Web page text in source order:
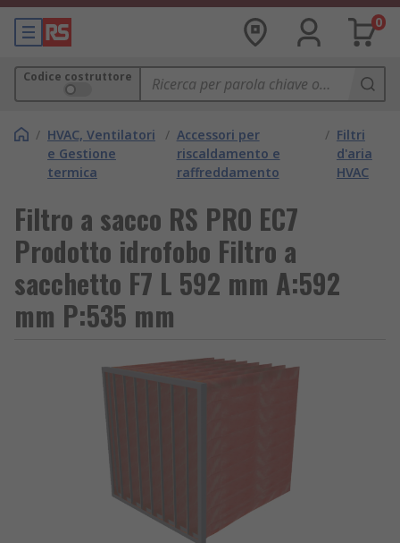
0
Codice costruttore
/ HVAC, Ventilatori
e Gestione
termica
/ Accessori per
riscaldamento e
raffreddamento
/ Filtri
d'aria
HVAC
Filtro a sacco RS PRO EC7
Prodotto idrofobo Filtro a
sacchetto F7 L 592 mm A:592
mm P:535 mm